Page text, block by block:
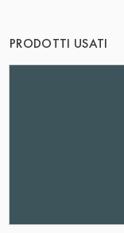
PRODOTTI USATI